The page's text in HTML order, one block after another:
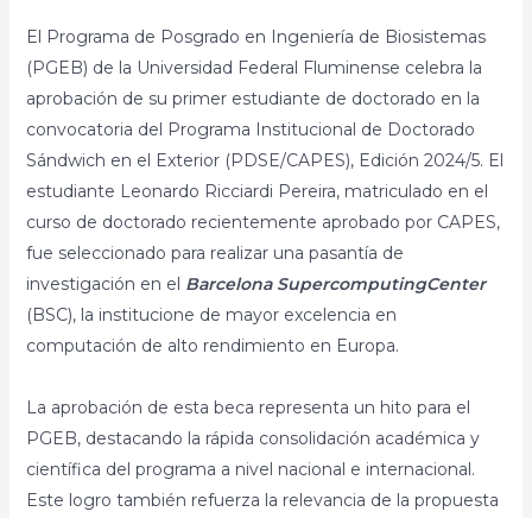
El Programa de Posgrado en Ingeniería de Biosistemas
(PGEB) de la Universidad Federal Fluminense celebra la
aprobación de su primer estudiante de doctorado en la
convocatoria del Programa Institucional de Doctorado
Sándwich en el Exterior (PDSE/CAPES), Edición 2024/5. El
estudiante Leonardo Ricciardi Pereira, matriculado en el
curso de doctorado recientemente aprobado por CAPES,
fue seleccionado para realizar una pasantía de
investigación en el Barcelona SupercomputingCenter
(BSC), la institucione de mayor excelencia en
computación de alto rendimiento en Europa.
La aprobación de esta beca representa un hito para el
PGEB, destacando la rápida consolidación académica y
científica del programa a nivel nacional e internacional.
Este logro también refuerza la relevancia de la propuesta